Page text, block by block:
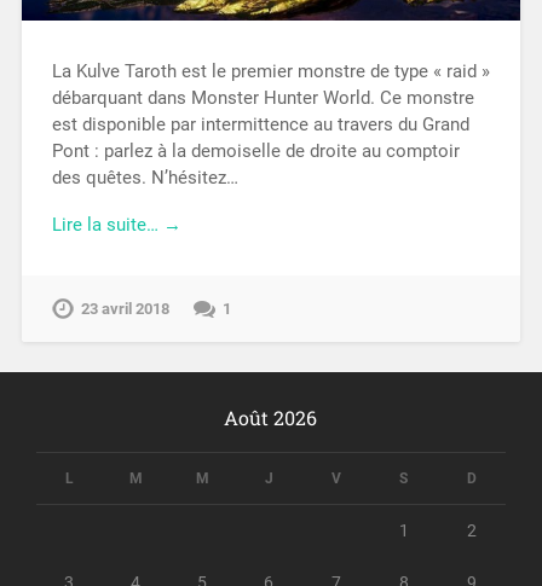
La Kulve Taroth est le premier monstre de type « raid »
débarquant dans Monster Hunter World. Ce monstre
est disponible par intermittence au travers du Grand
Pont : parlez à la demoiselle de droite au comptoir
des quêtes. N’hésitez…
Lire la suite… →
23 avril 2018 1
Août 2026
L M M J V S D
1 2